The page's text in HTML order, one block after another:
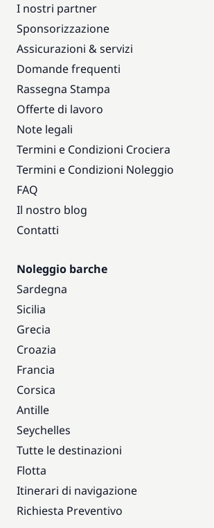
I nostri partner
Sponsorizzazione
Assicurazioni & servizi
Domande frequenti
Rassegna Stampa
Offerte di lavoro
Note legali
Termini e Condizioni Crociera
Termini e Condizioni Noleggio
FAQ
Il nostro blog
Contatti
Noleggio barche
Sardegna
Sicilia
Grecia
Croazia
Francia
Corsica
Antille
Seychelles
Tutte le destinazioni
Flotta
Itinerari di navigazione
Richiesta Preventivo